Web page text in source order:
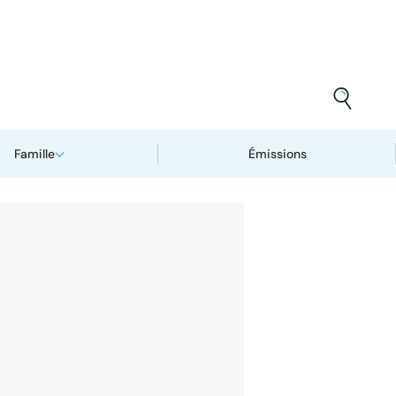
Famille Émissions